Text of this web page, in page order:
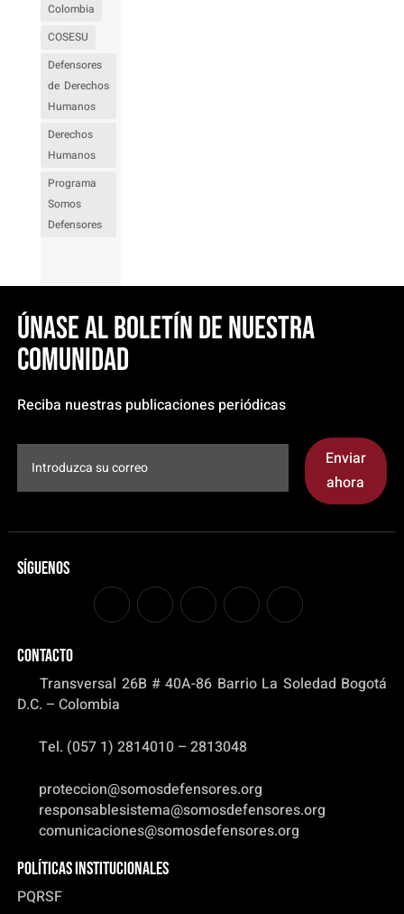
Colombia
COSESU
Defensores
de Derechos
Humanos
Derechos
Humanos
Programa
Somos
Defensores
Únase al boletín de nuestra
comunidad
Reciba nuestras publicaciones periódicas
Enviar
ahora
Síguenos
CONTACTO
Transversal 26B # 40A-86 Barrio La Soledad Bogotá
D.C. – Colombia
Tel. (057 1) 2814010 – 2813048
proteccion@somosdefensores.org
responsablesistema@somosdefensores.org
comunicaciones@somosdefensores.org
Políticas institucionales
PQRSF